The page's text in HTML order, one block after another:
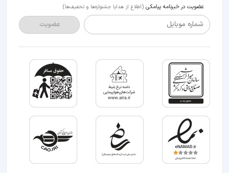
عضویت در خبرنامه پیامکی (اطلاع از هدایا جشنواره‌ها و تخفیف‌ها)
شماره موبایل عضویت